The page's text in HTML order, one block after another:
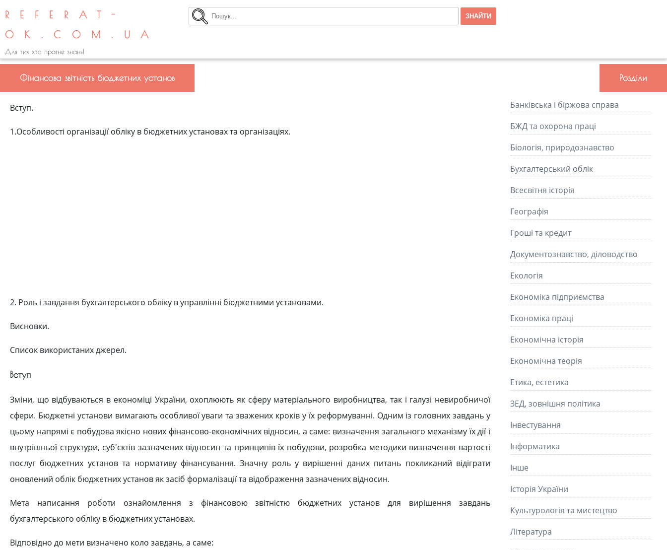
REFERAT-
OK.COM.UA
Для тих хто прагне знань!
Фінансова звітність бюджетних установ
Вступ.
1.Особливості організації обліку в бюджетних установах та організаціях.
2. Роль і завдання бухгалтерського обліку в управлінні бюджетними установами.
Висновки.
Список використаних джерел.
Вступ
Зміни, що відбуваються в економіці України, охоплюють як сферу матеріального виробництва, так і галузі невиробничої
сфери. Бюджетні установи вимагають особливої уваги та зважених кроків у їх реформуванні. Одним із головних завдань у
цьому напрямі є побудова якісно нових фінансово-економічних відносин, а саме: визначення загального механізму їх дії і
внутрішньої структури, суб'єктів зазначених відносин та принципів їх побудови, розробка методики визначення вартості
послуг бюджетних установ та нормативу фінансування. Значну роль у вирішенні даних питань покликаний відіграти
оновлений облік бюджетних установ як засіб формалізації та відображення зазначених відносин.
Мета написання роботи ознайомлення з фінансовою звітністю бюджетних установ для вирішення завдань
бухгалтерського обліку в бюджетних установах.
Відповідно до мети визначено коло завдань, а саме:
Розділи
Банківська і біржова справа
БЖД та охорона праці
Біологія, природознавство
Бухгалтерський облік
Всесвітня історія
Географія
Гроші та кредит
Документознавство, діловодство
Екологія
Економіка підприємства
Економіка праці
Економічна історія
Економічна теорія
Етика, естетика
ЗЕД, зовнішня політика
Інвестування
Інформатика
Інше
Історія України
Культурологія та мистецтво
Літературa